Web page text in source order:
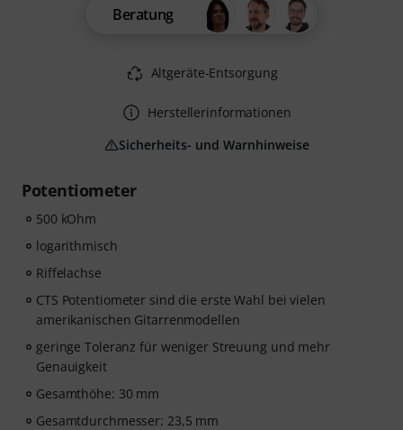
Potentiometer
500 kOhm
logarithmisch
Riffelachse
CTS Potentiometer sind die erste Wahl bei vielen
amerikanischen Gitarrenmodellen
geringe Toleranz für weniger Streuung und mehr
Genauigkeit
Gesamthöhe: 30 mm
Gesamtdurchmesser: 23,5 mm
Beratung
Altgeräte-Entsorgung
Herstellerinformationen
Sicherheits- und Warnhinweise